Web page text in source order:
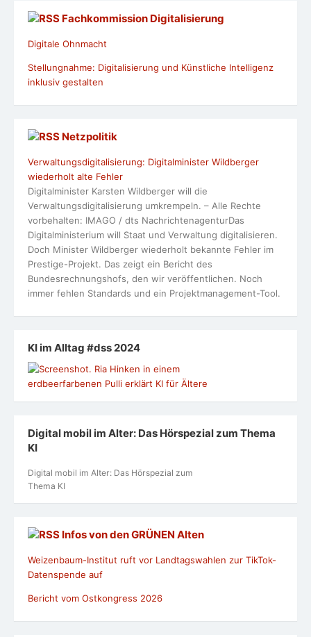
Fachkommission Digitalisierung
Digitale Ohnmacht
Stellungnahme: Digitalisierung und Künstliche Intelligenz
inklusiv gestalten
Netzpolitik
Verwaltungsdigitalisierung: Digitalminister Wildberger
wiederholt alte Fehler
Digitalminister Karsten Wildberger will die
Verwaltungsdigitalisierung umkrempeln. – Alle Rechte
vorbehalten: IMAGO / dts NachrichtenagenturDas
Digitalministerium will Staat und Verwaltung digitalisieren.
Doch Minister Wildberger wiederholt bekannte Fehler im
Prestige-Projekt. Das zeigt ein Bericht des
Bundesrechnungshofs, den wir veröffentlichen. Noch
immer fehlen Standards und ein Projektmanagement-Tool.
KI im Alltag #dss 2024
Digital mobil im Alter: Das Hörspezial zum Thema
KI
Digital mobil im Alter: Das Hörspezial zum
Thema KI
Infos von den GRÜNEN Alten
Weizenbaum-Institut ruft vor Landtagswahlen zur TikTok-
Datenspende auf
Bericht vom Ostkongress 2026